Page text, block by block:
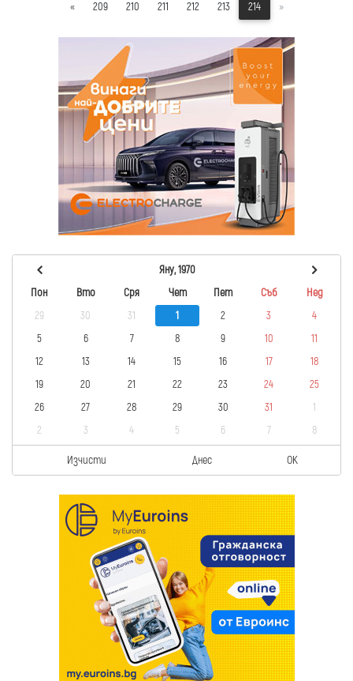
« 209 210 211 212 213 214 »
Яну, 1970
Пон
Вто Сря Чет Пет Съб
Нед
29
30 31 1 2 3
4
5
6 7 8 9 10
11
12
13 14 15 16 17
18
19
20 21 22 23 24
25
26
27 28 29 30 31
1
2
3 4 5 6 7 8
Изчисти Днес OK